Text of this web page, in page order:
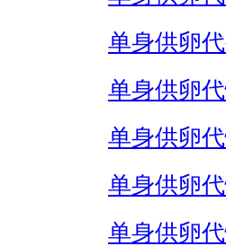
单身供卵
单身供卵
单身供卵
单身供卵
单身供卵